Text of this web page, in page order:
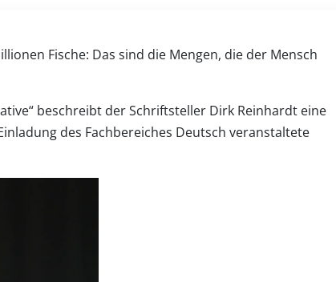
Fische: Das sind die Mengen, die der Mensch
beschreibt der Schriftsteller Dirk Reinhardt eine
des Fachbereiches Deutsch veranstaltete